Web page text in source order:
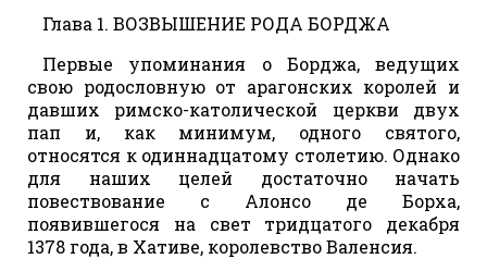
Глава 1. ВОЗВЫШЕНИЕ РОДА БОРДЖА
Первые упоминания о Борджа, ведущих
свою родословную от арагонских королей и
давших римско-католической церкви двух
пап и, как минимум, одного святого,
относятся к одиннадцатому столетию. Однако
для наших целей достаточно начать
повествование с Алонсо де Борха,
появившегося на свет тридцатого декабря
1378 года, в Хативе, королевство Валенсия.